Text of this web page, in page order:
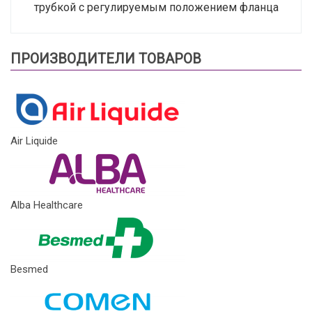
трубкой с регулируемым положением фланца
ПРОИЗВОДИТЕЛИ ТОВАРОВ
Air Liquide
Alba Healthcare
Besmed